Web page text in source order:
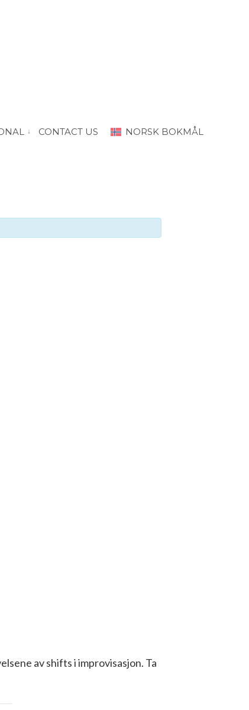
Oslo” vis submeny for “PRODA Regional”
CONTACT US NORSK BOKMÅL
av shifts i improvisasjon. Ta